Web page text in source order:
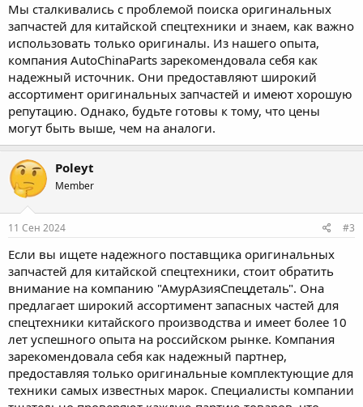
Мы сталкивались с проблемой поиска оригинальных
запчастей для китайской спецтехники и знаем, как важно
использовать только оригиналы. Из нашего опыта,
компания AutoChinaParts зарекомендовала себя как
надежный источник. Они предоставляют широкий
ассортимент оригинальных запчастей и имеют хорошую
репутацию. Однако, будьте готовы к тому, что цены
могут быть выше, чем на аналоги.
Poleyt
Member
11 Сен 2024 #3
Если вы ищете надежного поставщика оригинальных
запчастей для китайской спецтехники, стоит обратить
внимание на компанию "АмурАзияСпецдеталь". Она
предлагает широкий ассортимент запасных частей для
спецтехники китайского производства и имеет более 10
лет успешного опыта на российском рынке. Компания
зарекомендовала себя как надежный партнер,
предоставляя только оригинальные комплектующие для
техники самых известных марок. Специалисты компании